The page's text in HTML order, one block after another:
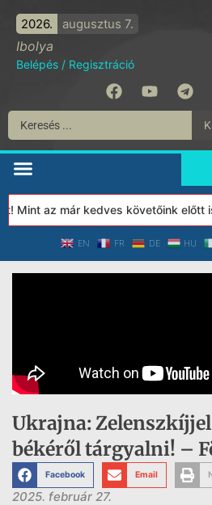
2026. augusztus 7.
Ibolya
Belépés / Regisztráció
az már kedves követőink előtt
EN FR DE HU
Ukrajna:
békéről tárgyalni! –
Facebook Email
2025. február 27.